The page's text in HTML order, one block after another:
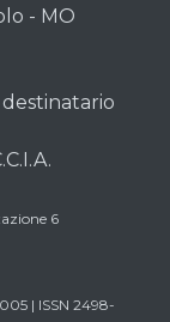
- MO
destinatario
6
| ISSN 2498-